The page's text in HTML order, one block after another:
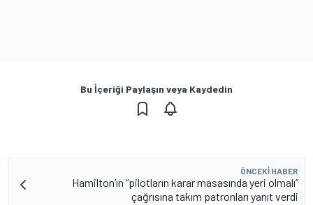
Bu İçeriği Paylaşın veya Kaydedin
ÖNCEKI HABER
Hamilton’ın “pilotların karar masasında yeri olmalı”
çağrısına takım patronları yanıt verdi